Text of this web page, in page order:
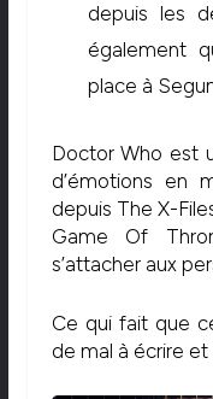
depuis les
également
place à
Doctor Who est
d’émotions en
depuis The X-
Game Of
s’attacher aux
Ce qui fait que
de mal à écrire et